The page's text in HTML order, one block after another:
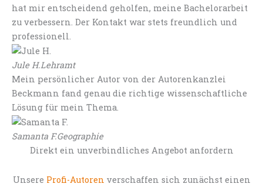
hat mir entscheidend geholfen, meine Bachelorarbeit
zu verbessern. Der Kontakt war stets freundlich und
professionell.
Jule H.Lehramt
Mein persönlicher Autor von der Autorenkanzlei
Beckmann fand genau die richtige wissenschaftliche
Lösung für mein Thema.
Samanta F.Geographie
Direkt ein unverbindliches Angebot anfordern
Unsere Profi-Autoren verschaffen sich zunächst einen